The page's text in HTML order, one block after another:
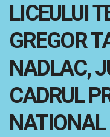
LICEULUI
GREGOR
NADLAC,
CADRUL